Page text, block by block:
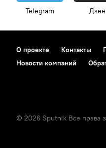
Telegram Дзен
О проекте Контакты
Новости компаний
© 2026 Sputnik Все права